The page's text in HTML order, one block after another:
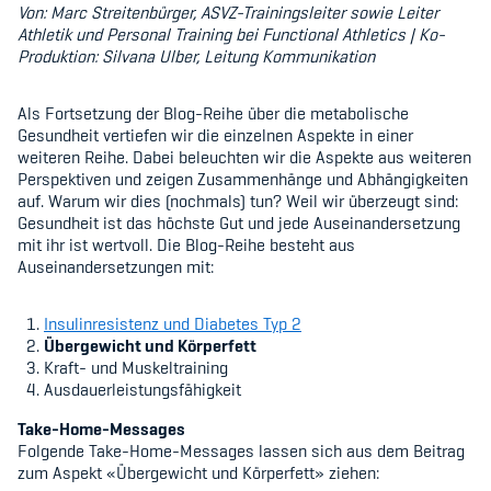
Academy
Blog
Diversität & Inklusion
Infomails
Kinderbetreuung
Krankenversicherung
Schwangerschaft & Sport
Spitzensport & Studium
Von: Marc Streitenbürger, ASVZ-Trainingsleiter sowie Leiter
Athletik und Personal Training bei Functional Athletics | Ko-
Produktion: Silvana Ulber, Leitung Kommunikation
Als Fortsetzung der Blog-Reihe über die metabolische
Gesundheit vertiefen wir die einzelnen Aspekte in einer
weiteren Reihe. Dabei beleuchten wir die Aspekte aus weiteren
Perspektiven und zeigen Zusammenhänge und Abhängigkeiten
auf. Warum wir dies (nochmals) tun? Weil wir überzeugt sind:
Gesundheit ist das höchste Gut und jede Auseinandersetzung
mit ihr ist wertvoll. Die Blog-Reihe besteht aus
Auseinandersetzungen mit:
Insulinresistenz und Diabetes Typ 2
Übergewicht und Körperfett
Kraft- und Muskeltraining
Ausdauerleistungsfähigkeit
Take-Home-Messages
Folgende Take-Home-Messages lassen sich aus dem Beitrag
zum Aspekt «Übergewicht und Körperfett» ziehen: